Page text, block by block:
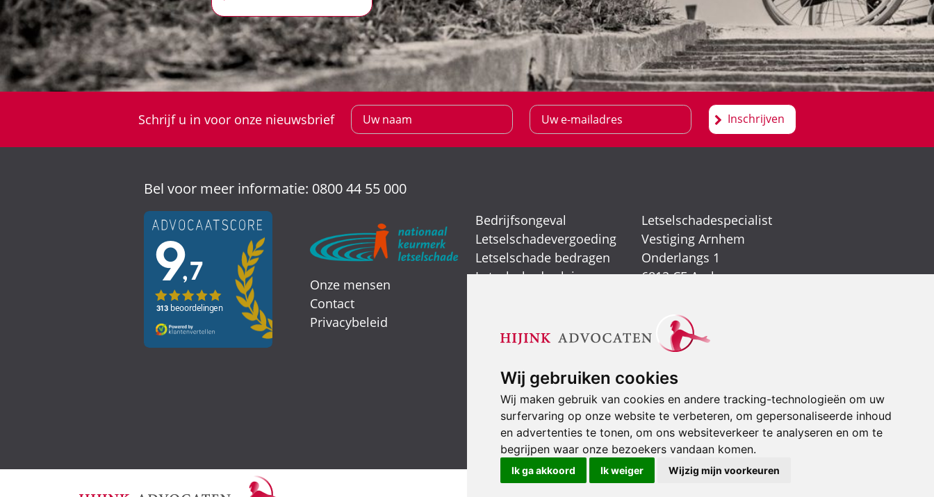
Wij gebruiken cookies
Wij maken gebruik van cookies en andere tracking-technologieën om uw
surfervaring op onze website te verbeteren, om gepersonaliseerde inhoud
en advertenties te tonen, om ons websiteverkeer te analyseren en om te
begrijpen waar onze bezoekers vandaan komen.
Ik ga akkoord Ik weiger Wijzig mijn voorkeuren
Schrijf u in voor onze nieuwsbrief Inschrijven
Bel voor meer informatie: 0800 44 55 000
Onze mensen
Contact
Privacybeleid
Bedrijfsongeval
Letselschadevergoeding
Letselschade bedragen
Letselschade claimen
Smartengeld
Letselschadespecialist
Vestiging Arnhem
Onderlangs 1
6812 CE Arnhem
Vestiging Nijmegen
Kerkenbos 1021
6546 BB Nijmegen
(024) 388 66 80
Stuur een e-mail